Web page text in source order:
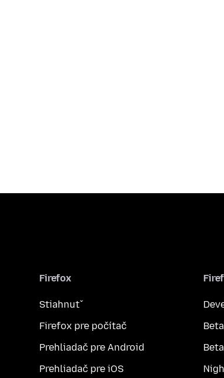
Firefox
Stiahnuť
Firefox pre počítač
Prehliadač pre Android
Prehliadač pre iOS
Beta